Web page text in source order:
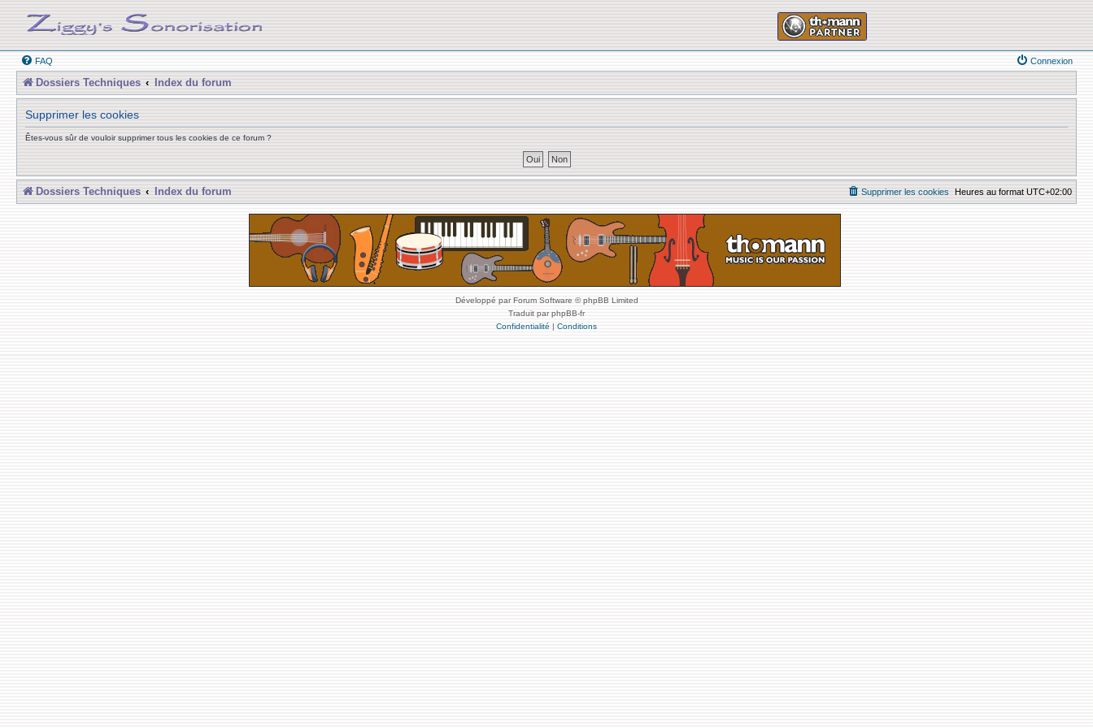
FAQ Connexion
Dossiers Techniques Index du forum
Supprimer les cookies
Êtes-vous sûr de vouloir supprimer tous les cookies de ce forum ?
Dossiers Techniques Index du forum Heures au format UTC+02:00
Supprimer les cookies
Développé par Forum Software © phpBB Limited
Traduit par phpBB-fr
Confidentialité | Conditions